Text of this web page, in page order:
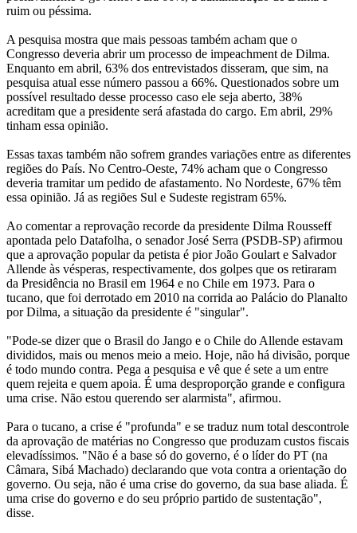
ruim ou péssima.
A pesquisa mostra que mais pessoas também acham que o
Congresso deveria abrir um processo de impeachment de Dilma.
Enquanto em abril, 63% dos entrevistados disseram, que sim, na
pesquisa atual esse número passou a 66%. Questionados sobre um
possível resultado desse processo caso ele seja aberto, 38%
acreditam que a presidente será afastada do cargo. Em abril, 29%
tinham essa opinião.
Essas taxas também não sofrem grandes variações entre as diferentes
regiões do País. No Centro-Oeste, 74% acham que o Congresso
deveria tramitar um pedido de afastamento. No Nordeste, 67% têm
essa opinião. Já as regiões Sul e Sudeste registram 65%.
Ao comentar a reprovação recorde da presidente Dilma Rousseff
apontada pelo Datafolha, o senador José Serra (PSDB-SP) afirmou
que a aprovação popular da petista é pior João Goulart e Salvador
Allende às vésperas, respectivamente, dos golpes que os retiraram
da Presidência no Brasil em 1964 e no Chile em 1973. Para o
tucano, que foi derrotado em 2010 na corrida ao Palácio do Planalto
por Dilma, a situação da presidente é "singular".
"Pode-se dizer que o Brasil do Jango e o Chile do Allende estavam
divididos, mais ou menos meio a meio. Hoje, não há divisão, porque
é todo mundo contra. Pega a pesquisa e vê que é sete a um entre
quem rejeita e quem apoia. É uma desproporção grande e configura
uma crise. Não estou querendo ser alarmista", afirmou.
Para o tucano, a crise é "profunda" e se traduz num total descontrole
da aprovação de matérias no Congresso que produzam custos fiscais
elevadíssimos. "Não é a base só do governo, é o líder do PT (na
Câmara, Sibá Machado) declarando que vota contra a orientação do
governo. Ou seja, não é uma crise do governo, da sua base aliada. É
uma crise do governo e do seu próprio partido de sustentação",
disse.